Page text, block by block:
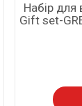
Набір для
Gift set-